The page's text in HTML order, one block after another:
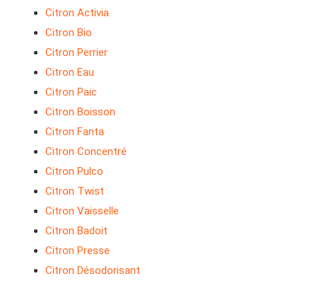
Citron Activia
Citron Bio
Citron Perrier
Citron Eau
Citron Paic
Citron Boisson
Citron Fanta
Citron Concentré
Citron Pulco
Citron Twist
Citron Vaisselle
Citron Badoit
Citron Presse
Citron Désodorisant